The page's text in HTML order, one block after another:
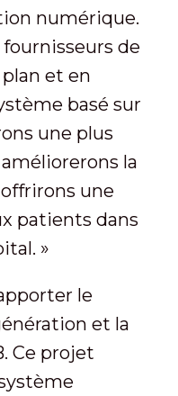
numérique.
fournisseurs de
et en
basé sur
une plus
la
une
patients dans
»
le
et la
Ce projet